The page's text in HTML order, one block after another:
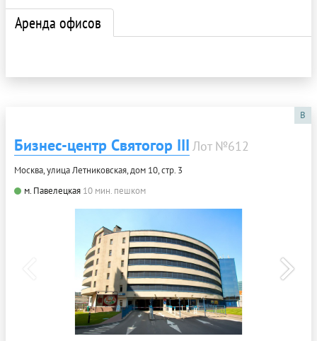
Аренда офисов
B
Бизнес-центр Святогор III Лот №612
Москва, улица Летниковская, дом 10, стр. 3
м. Павелецкая 10 мин. пешком